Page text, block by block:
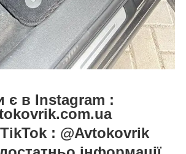
є в Instagram :
: @Avtokovrik